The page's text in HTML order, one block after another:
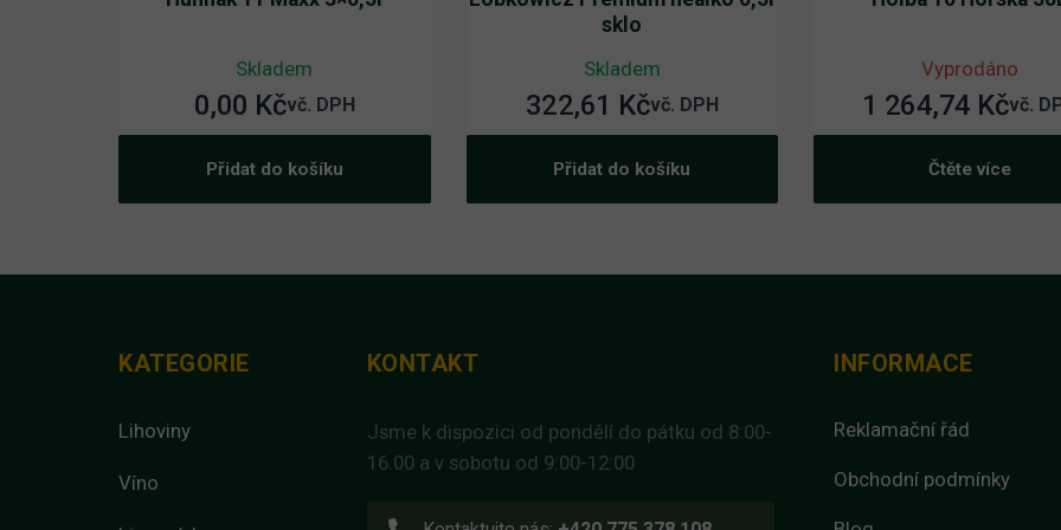
Skladem
0,00 Kčvč. DPH
Přidat do košíku
sklo
Skladem
322,61 Kčvč. DPH
Přidat do košíku
Vyprodáno
1 264,74 Kčvč.
Čtěte více
KATEGORIE
Lihoviny
Víno
KONTAKT
Jsme k dispozici od pondělí do pátku od 8:00-
16.00 a v sobotu od 9:00-12:00
INFORMACE
Reklamační řád
Obchodní podmínky